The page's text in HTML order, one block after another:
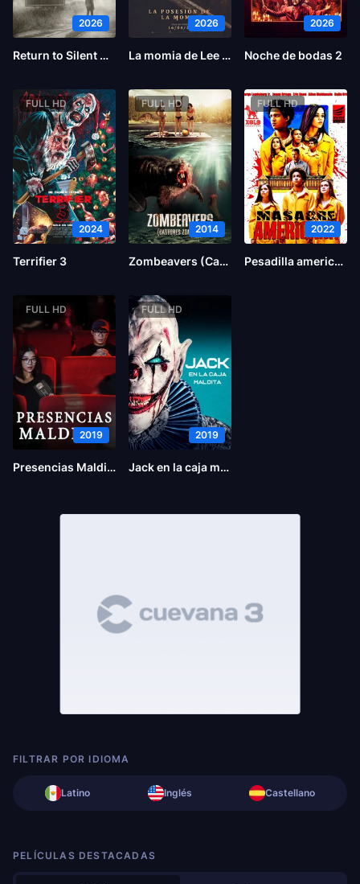
2026
Return to Silent Hill
2026
La momia de Lee Cronin
2026
Noche de bodas 2
FULL HD
2024
Terrifier 3
FULL HD
2014
Zombeavers (Castores zombies)
FULL HD
2022
Pesadilla americana
FULL HD
2019
Presencias Malditas
FULL HD
2019
Jack en la caja maldita
FILTRAR POR IDIOMA
Latino Inglés Castellano
PELÍCULAS DESTACADAS